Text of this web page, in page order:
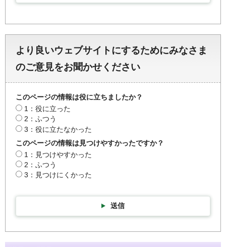
より良いウェブサイトにするためにみなさま
のご意見をお聞かせください
このページの情報は役に立ちましたか？
1：役に立った
2：ふつう
3：役に立たなかった
このページの情報は見つけやすかったですか？
1：見つけやすかった
2：ふつう
3：見つけにくかった
送信